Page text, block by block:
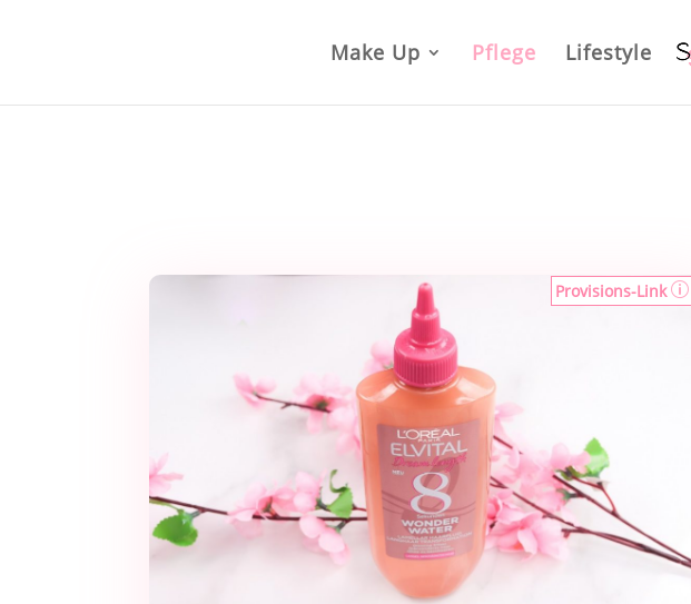
Make Up Pflege Lifestyle
Provisions-Linkp